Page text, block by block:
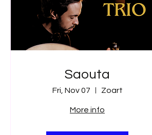
Saouta
Fri, Nov 07 Zoart
More info